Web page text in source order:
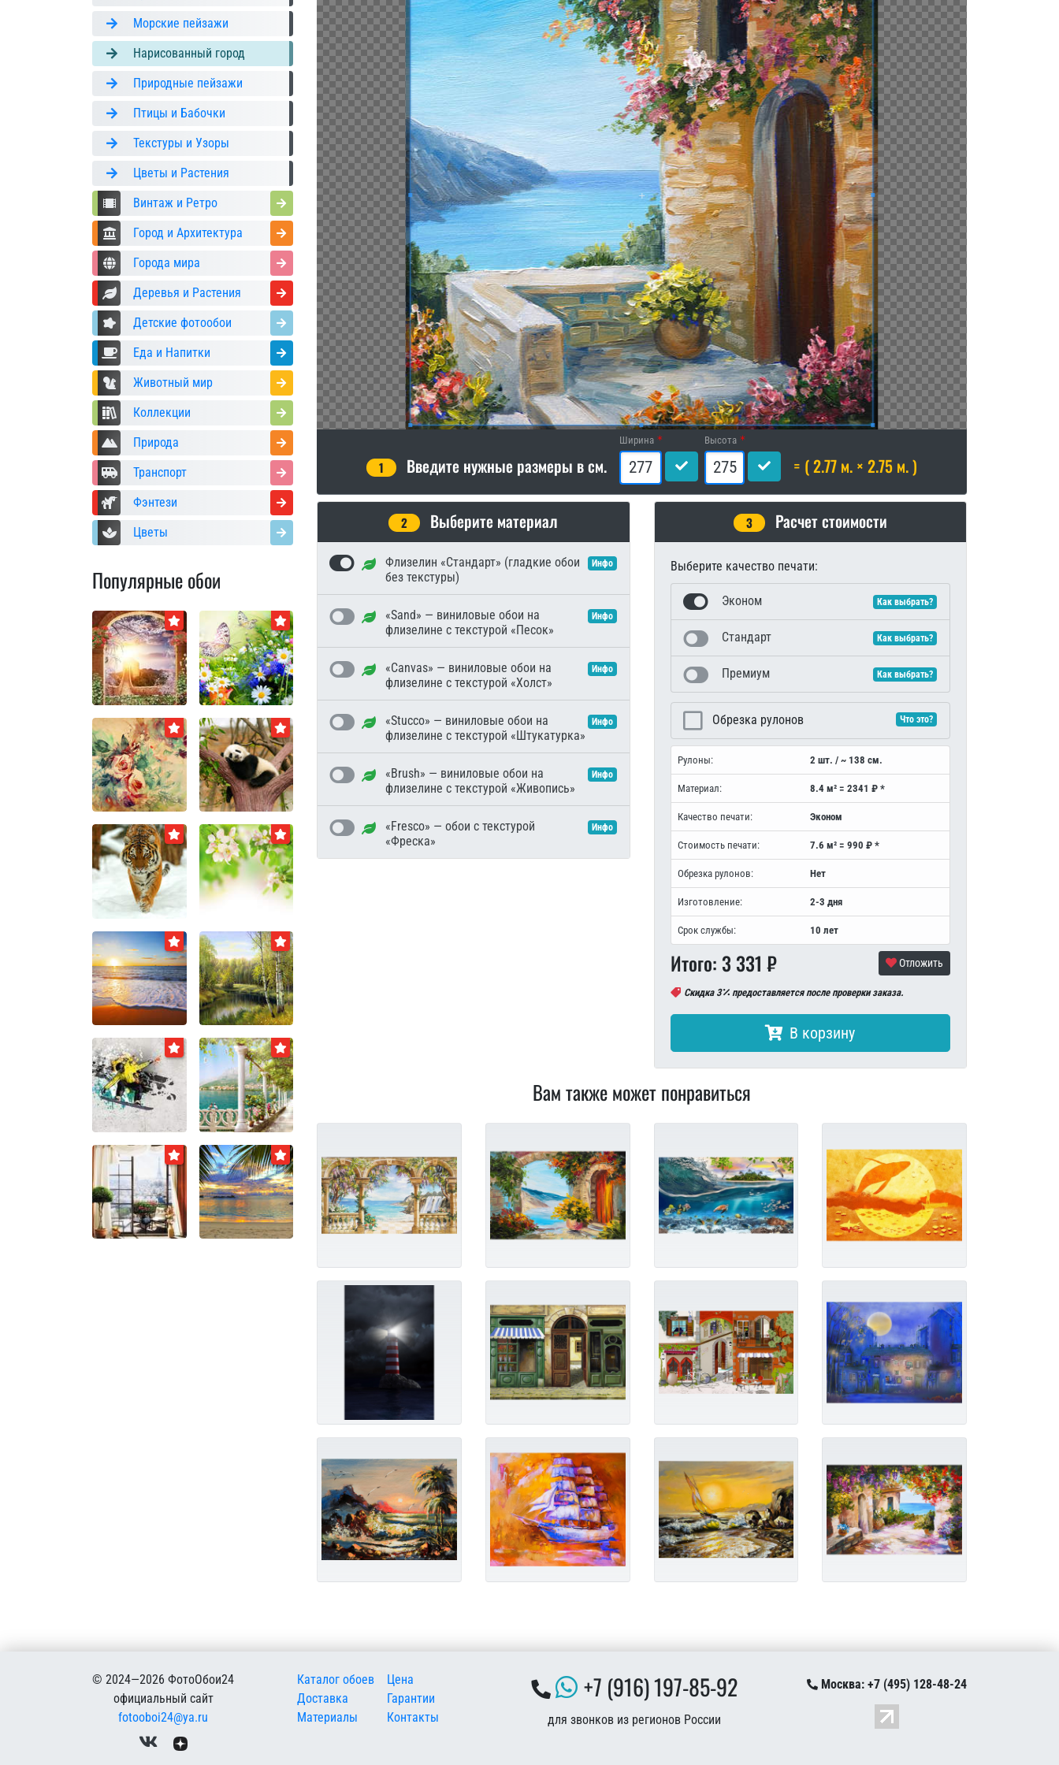
Морские пейзажи
Нарисованный город
Природные пейзажи
Птицы и Бабочки
Текстуры и Узоры
Цветы и Растения
Винтаж и Ретро
Город и Архитектура
Города мира
Деревья и Растения
Детские фотообои
Еда и Напитки
Животный мир
Коллекции
Природа
Транспорт
Фэнтези
Цветы
Популярные обои
1 Введите нужные размеры в см.
Ширина Высота
= ( 2.77 м. × 2.75 м. )
2 Выберите материал
Флизелин «Стандарт» (гладкие обои
без текстуры)
Инфо
«Sand» — виниловые обои на
флизелине с текстурой «Песок»
Инфо
«Canvas» — виниловые обои на
флизелине с текстурой «Холст»
Инфо
«Stucco» — виниловые обои на
флизелине с текстурой «Штукатурка»
Инфо
«Brush» — виниловые обои на
флизелине с текстурой «Живопись»
Инфо
«Fresco» — обои с текстурой
«Фреска»
Инфо
3 Расчет стоимости
Выберите качество печати:
Эконом Как выбрать?
Стандарт Как выбрать?
Премиум Как выбрать?
Обрезка рулонов Что это?
Рулоны: 2 шт. / ~ 138 см.
Материал: 8.4 м² = 2341 ₽ *
Качество печати: Эконом
Стоимость печати: 7.6 м² = 990 ₽ *
Обрезка рулонов: Нет
Изготовление: 2-3 дня
Срок службы: 10 лет
Итого: 3 331 ₽ Отложить
Скидка 3 предоставляется после проверки заказа.
В корзину
Вам также может понравиться
© 2024—2026 ФотоОбои24
официальный сайт
fotooboi24@ya.ru
Меню в подвале
Каталог обоев
Доставка
Материалы
Цена
Гарантии
Контакты
+7 (916) 197-85-92
для звонков из регионов России
Москва: +7 (495) 128-48-24